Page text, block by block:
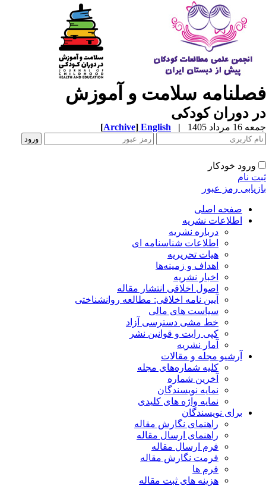
سلامت و آموزش
دوران کودکی
مرداد 1405 |
English
[Archive]
ورود خودکار
نام
رمز عبور
صفحه اصلی
اطلاعات نشریه
درباره نشریه
اطلاعات شناسنامه ای
هیات تحریریه
اهداف و زمینه‌ها
اخبار نشریه
اصول اخلاقی انتشار مقاله
آیین نامه اخلاقی: مطالعه روانشناختی
سیاست های مالی
خط مشی دسترسی آزاد
کپی رایت و قوانین نشر
آمار نشریه
آرشیو مجله و مقالات
کلیه شماره‌های مجله
آخرین شماره
نمایه نویسندگان
نمایه واژه های کلیدی
برای نویسندگان
راهنمای نگارش مقاله
راهنمای ارسال مقاله
فرم ارسال مقاله
فرمت نگارش مقاله
فرم ها
هزینه های ثبت مقاله